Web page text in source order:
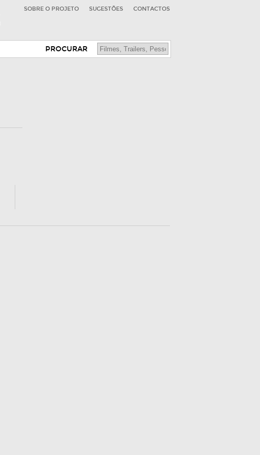
SOBRE O PROJETO SUGESTÕES CONTACTOS
PROCURAR